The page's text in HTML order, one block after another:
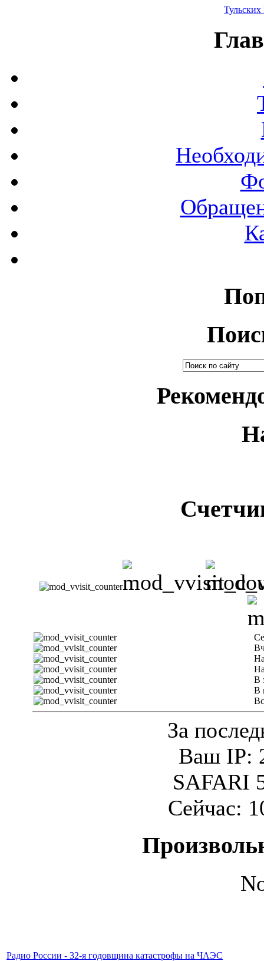
В
В
За
Ваш IP:
SAFARI
Сейчас:
Радио России - 32-я годовщина катастрофы на ЧАЭС